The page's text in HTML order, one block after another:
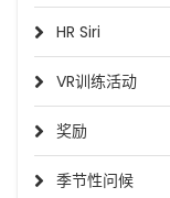
HR Siri
VR训练活动
奖励
季节性问候